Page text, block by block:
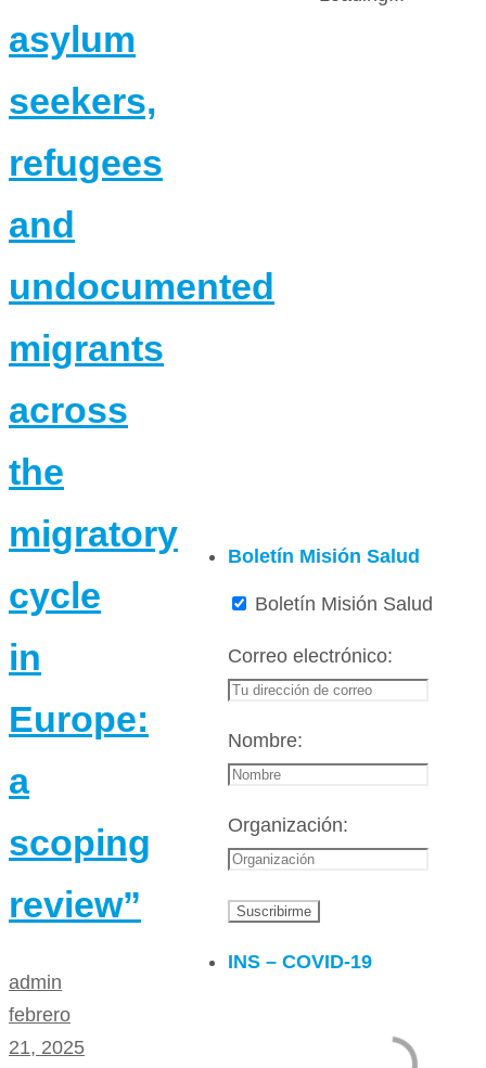
asylum
seekers,
refugees
and
undocumented
migrants
across
the
migratory
cycle
in
Europe:
a
scoping
review”
admin
febrero
21, 2025
Boletín Misión Salud
Boletín Misión Salud
Correo electrónico:
Nombre:
Organización:
INS – COVID-19